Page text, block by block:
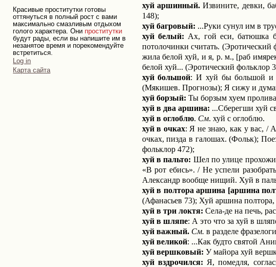
Красивые проститутки готовы
оттянуться в полный рост с вами
максимально смазливым отдыхом
голого характера. Они проститутки
будут рады, если вы напишите им в
незанятое время и порекомендуйте
встретиться.
Personal
tools
Log in
Карта сайта
хуй аршинный.Извините, девки,
148);
хуй багровый: ...Руки сунул им в
хуй белый: Ах, гой еси, батюшка
потолочинки считать. (Эротический
жила белой хуй, и я, р. м., [раб
белой хуй... (Эротический фольклор
хуй большой: И хуй бы большой и
(Мякишев. Прогнозы); Я сижу и
хуй борзый: Ты борзым хуем
хуй в два аршина: ...Сберегши хуй
хуй в оглоблю. См. хуй с оглоблю.
хуй в очках: Я не знаю, как у вас, /
очках, пизда в галошах. (Фольк);
фольклор 472);
хуй в пальто: Шел по улице
«В рот ебись». / Не успели
Александр вообще нищий. Хуй в
хуй в полтора аршина [аршина
(Афанасьев 73); Хуй аршина
хуй в три локтя: Села-де на печь,
хуй в шляпе: А это что за хуй в
хуй важный. См. в разделе
хуй великой: ...Как будто святой
хуй вершковый: У майора хуй
хуй вздрочился: Я, помедля,